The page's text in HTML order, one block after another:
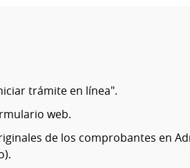
trámite en línea".
web.
de los comprobantes en